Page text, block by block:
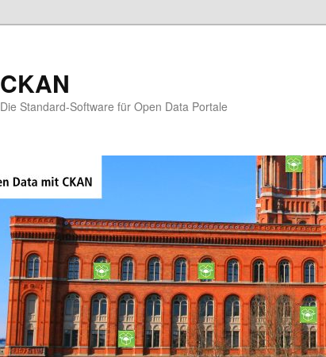
CKAN
Die Standard-Software für Open Data Portale